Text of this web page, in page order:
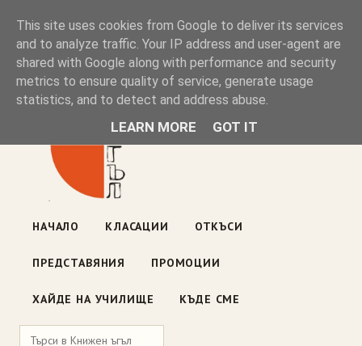
Книжен ъгъл
Блог на книжарницата — класации, откъси, нови книги
ул. „Оборище" 117, София· пон–пет 10:00–19:00 ·
НАЧАЛО КЛАСАЦИИ ОТКЪСИ
ПРЕДСТАВЯНИЯ ПРОМОЦИИ
ХАЙДЕ НА УЧИЛИЩЕ КЪДЕ СМЕ
This site uses cookies from Google to deliver its services
and to analyze traffic. Your IP address and user-agent are
shared with Google along with performance and security
metrics to ensure quality of service, generate usage
statistics, and to detect and address abuse.
LEARN MORE GOT IT